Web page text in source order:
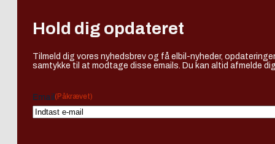
Hold dig opdateret
Tilmeld dig vores nyhedsbrev og få elbil-nyheder,
samtykke til at modtage disse emails. Du kan altid afmelde
Email (Påkrævet)